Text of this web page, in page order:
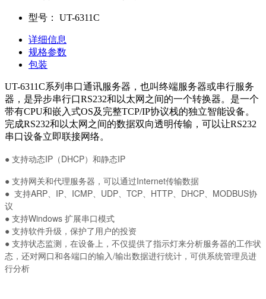
型号： UT-6311C
详细信息
规格参数
包装
UT-6311C系列串口通讯服务器，也叫终端服务器或串行服务
器，是异步串行口RS232和以太网之间的一个转换器。是一个
带有CPU和嵌入式OS及完整TCP/IP协议栈的独立智能设备。
完成RS232和以太网之间的数据双向透明传输，可以让RS232
串口设备立即联接网络。
● 支持动态IP （DHCP）和静态IP
● 支持网关和代理服务器，可以通过Internet传输数据
● 支持ARP、IP、ICMP、UDP、TCP、HTTP、DHCP、MODBUS协
议
● 支持Windows 扩展串口模式
● 支持软件升级，保护了用户的投资
● 支持状态监测，在设备上，不仅提供了指示灯来分析服务器的工作状
态，还对网口和各端口的输入/输出数据进行统计，可供系统管理员进
行分析